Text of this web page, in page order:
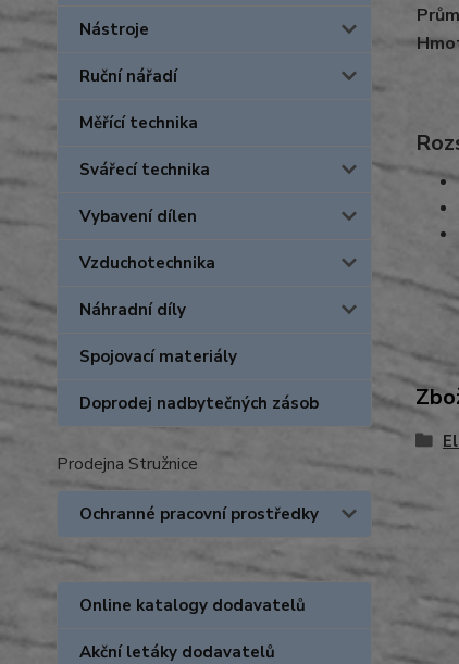
Nástroje
Ruční nářadí
Měřící technika
Svářecí technika
Vybavení dílen
Vzduchotechnika
Náhradní díly
Spojovací materiály
Doprodej nadbytečných zásob
Prodejna Stružnice
Ochranné pracovní prostředky
Online katalogy dodavatelů
Akční letáky dodavatelů